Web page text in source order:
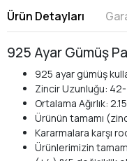
Ürün Detayları
925 Ayar Gümüş
925 ayar gümüş
Zincir Uzunluğu: 42-
Ortalama Ağırlık:
Ürünün tamamı
Kararmalara karşı
Ürünlerimizin